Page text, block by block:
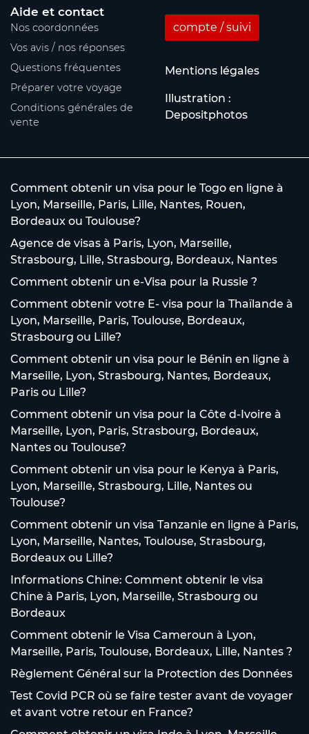
Aide et contact
Nos coordonnées
Vos avis / nos réponses
Questions fréquentes
Préparer votre voyage
Conditions générales de
vente
compte / suivi
Mentions légales
Illustration :
Depositphotos
Comment obtenir un visa pour le Togo en ligne à
Lyon, Marseille, Paris, Lille, Nantes, Rouen,
Bordeaux ou Toulouse?
Agence de visas à Paris, Lyon, Marseille,
Strasbourg, Lille, Strasbourg, Bordeaux, Nantes
Comment obtenir un e-Visa pour la Russie ?
Comment obtenir votre E- visa pour la Thaïlande à
Lyon, Marseille, Paris, Toulouse, Bordeaux,
Strasbourg ou Lille?
Comment obtenir un visa pour le Bénin en ligne à
Marseille, Lyon, Strasbourg, Nantes, Bordeaux,
Paris ou Lille?
Comment obtenir un visa pour la Côte d-Ivoire à
Marseille, Lyon, Paris, Strasbourg, Bordeaux,
Nantes ou Toulouse?
Comment obtenir un visa pour le Kenya à Paris,
Lyon, Marseille, Strasbourg, Lille, Nantes ou
Toulouse?
Comment obtenir un visa Tanzanie en ligne à Paris,
Lyon, Marseille, Nantes, Toulouse, Strasbourg,
Bordeaux ou Lille?
Informations Chine: Comment obtenir le visa
Chine à Paris, Lyon, Marseille, Strasbourg ou
Bordeaux
Comment obtenir le Visa Cameroun à Lyon,
Marseille, Paris, Toulouse, Bordeaux, Lille, Nantes ?
Règlement Général sur la Protection des Données
Test Covid PCR où se faire tester avant de voyager
et avant votre retour en France?